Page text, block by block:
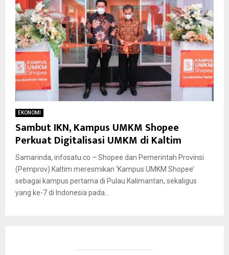
EKONOMI
Sambut IKN, Kampus UMKM Shopee
Perkuat Digitalisasi UMKM di Kaltim
Samarinda, infosatu.co – Shopee dan Pemerintah Provinsi
(Pemprov) Kaltim meresmikan ‘Kampus UMKM Shopee’
sebagai kampus pertama di Pulau Kalimantan, sekaligus
yang ke-7 di Indonesia pada...